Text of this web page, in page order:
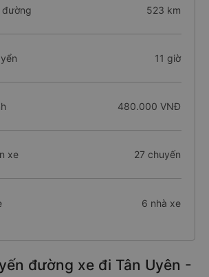
đường 523 km
11 giờ
480.000 VNĐ
xe 27 chuyến
6 nhà xe
đường xe đi Tân Uyên -